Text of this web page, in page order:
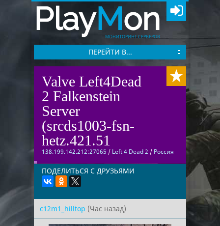
PlayMon
МОНИТОРИНГ СЕРВЕРОВ
ПЕРЕЙТИ В...
Valve Left4Dead
2 Falkenstein
Server
(srcds1003-fsn-
hetz.421.51
138.199.142.212:27065 / Left 4 Dead 2 / Россия
ПОДЕЛИТЬСЯ С ДРУЗЬЯМИ
c12m1_hilltop (Час назад)